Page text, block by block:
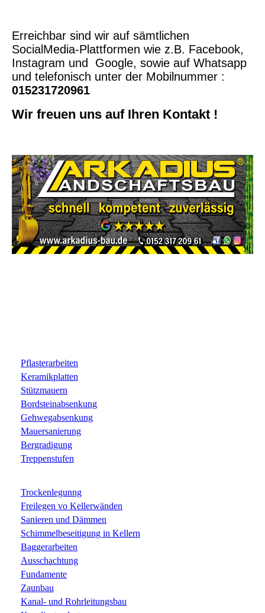
Erreichbar sind wir auf sämtlichen
SocialMedia-Plattformen wie z.B. Facebook,
Instagram und Google, sowie auf Whatsapp
und telefonisch unter der Mobilnummer :
015231720961
Wir freuen uns auf Ihren Kontakt !
Pflasterarbeiten
Keramikplatten
Stützmauern
Bordsteinabsenkung
Gehwegabsenkung
Mauersanierung
Bergradigung
Treppenstufen
Trockenlegunng
Freilegen vo Kellerwänden
Sanieren und Dämmen
Schimmelbeseitigung in Kellern
Baggerarbeiten
Ausschachtung
Fundamente
Zaunbau
Kanal- und Rohrleitungsbau